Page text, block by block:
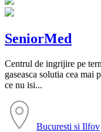
SeniorMed
Centrul de ingrijire pe
gaseasca solutia cea
ce nu isi...
Bucuresti si Ilfov